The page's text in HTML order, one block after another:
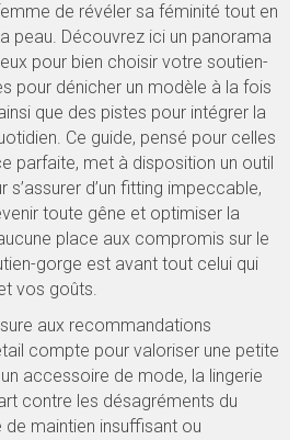
de révéler sa féminité tout en
peau. Découvrez ici un panorama
pour bien choisir votre soutien-
pour dénicher un modèle à la fois
que des pistes pour intégrer la
Ce guide, pensé pour celles
parfaite, met à disposition un outil
d’un fitting impeccable,
toute gêne et optimiser la
place aux compromis sur le
gorge est avant tout celui qui
vos goûts.
aux recommandations
compte pour valoriser une petite
accessoire de mode, la lingerie
contre les désagréments du
de maintien insuffisant ou